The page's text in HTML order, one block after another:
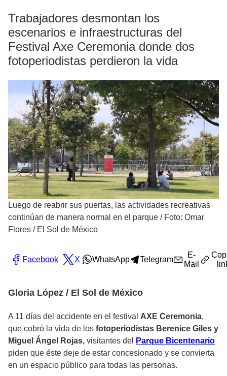
Trabajadores desmontan los
escenarios e infraestructuras del
Festival Axe Ceremonia donde dos
fotoperiodistas perdieron la vida
Luego de reabrir sus puertas, las actividades recreativas
continúan de manera normal en el parque / Foto: Omar
Flores / El Sol de México
Facebook X WhatsApp Telegram
E-
Mail
Gloria López / El Sol de México
A 11 días del accidente en el festival AXE Ceremonia,
que cobró la vida de los fotoperiodistas Berenice Giles y
Miguel Ángel Rojas, visitantes del
Parque Bicentenario
piden que éste deje de estar concesionado y se convierta
en un espacio público para todas las personas.